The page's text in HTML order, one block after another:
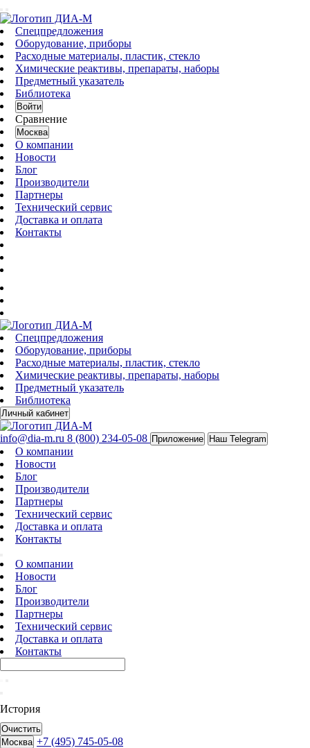
Спецпредложения
Оборудование, приборы
Расходные материалы, пластик, стекло
Химические реактивы, препараты, наборы
Предметный указатель
Библиотека
Войти
Сравнение
Москва
О компании
Новости
Блог
Производители
Партнеры
Технический сервис
Доставка и оплата
Контакты
Спецпредложения
Оборудование, приборы
Расходные материалы, пластик, стекло
Химические реактивы, препараты, наборы
Предметный указатель
Библиотека
Личный кабинет
info@dia-m.ru 8 (800) 234-05-08 Приложение Наш Telegram
О компании
Новости
Блог
Производители
Партнеры
Технический сервис
Доставка и оплата
Контакты
О компании
Новости
Блог
Производители
Партнеры
Технический сервис
Доставка и оплата
Контакты
История
Очистить
Москва +7 (495) 745-05-08